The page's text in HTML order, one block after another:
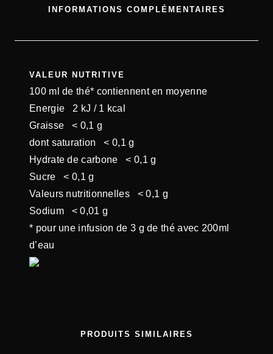
INFORMATIONS COMPLÉMENTAIRES
VALEUR NUTRITIVE
100 ml de thé* contiennent en moyenne
Energie 2 kJ / 1 kcal
Graisse < 0,1 g
dont saturation< 0,1 g
Hydrate de carbone< 0,1 g
Sucre< 0,1 g
Valeurs nutritionnelles < 0,1 g
Sodium < 0,01 g
* pour une infusion de 3 g de thé avec 200ml
d’eau
PRODUITS SIMILAIRES